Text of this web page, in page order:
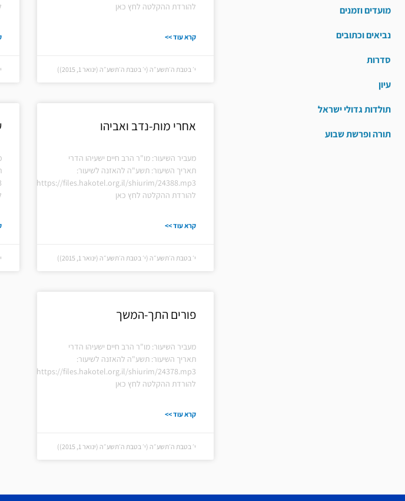
מועדים וזמנים
נביאים וכתובים
סדרות
עיון
תולדות גדולי ישראל
תורה ופרשת שבוע
להורדת ההקלטה לחץ כאן
קרא עוד >>
י׳ בטבת ה׳תשע״ה (י׳ בטבת ה׳תשע״ה (ינואר 1, 2015))
אחרי מות-נדב ואביהו
מעביר השיעור: מו"ר הרב חיים ישעיהו הדרי
תאריך השיעור: תשע"ה להאזנה לשיעור:
https://files.hakotel.org.il/shiurim/24388.mp3
להורדת ההקלטה לחץ כאן
קרא עוד >>
י׳ בטבת ה׳תשע״ה (י׳ בטבת ה׳תשע״ה (ינואר 1, 2015))
פורים התך-המשך
מעביר השיעור: מו"ר הרב חיים ישעיהו הדרי
תאריך השיעור: תשע"ה להאזנה לשיעור:
https://files.hakotel.org.il/shiurim/24378.mp3
להורדת ההקלטה לחץ כאן
קרא עוד >>
י׳ בטבת ה׳תשע״ה (י׳ בטבת ה׳תשע״ה (ינואר 1, 2015))